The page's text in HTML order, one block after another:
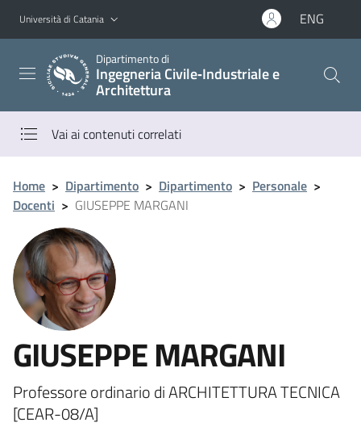
Vai al contenuto principale
Vai al menu di navigazione
Università di Catania ENG
Dipartimento di
Ingegneria Civile‑Industriale e
Architettura
Vai ai contenuti correlati
Home > Dipartimento > Dipartimento > Personale >
Docenti > GIUSEPPE MARGANI
GIUSEPPE MARGANI
Professore ordinario di ARCHITETTURA TECNICA
[CEAR-08/A]